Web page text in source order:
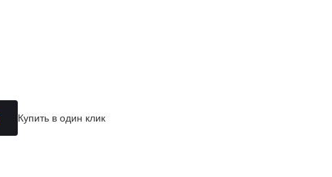
Купить в один клик